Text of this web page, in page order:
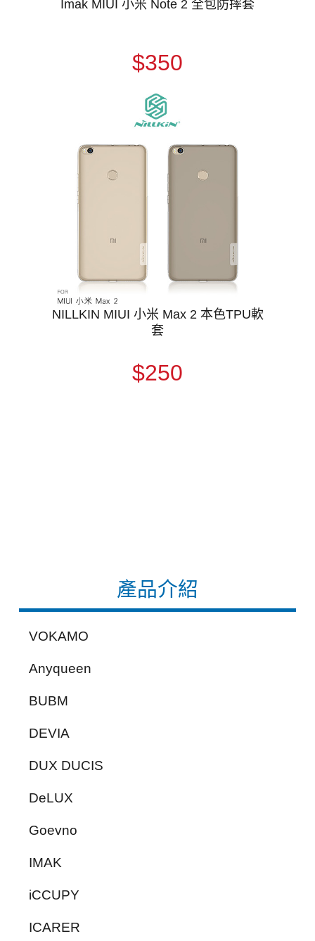
產品介紹
VOKAMO
Anyqueen
BUBM
DEVIA
DUX DUCIS
DeLUX
Goevno
IMAK
iCCUPY
ICARER
Imak MIUI 小米 Note 2 全包防摔套
$350
NILLKIN MIUI 小米 Max 2 本色TPU軟
套
$250